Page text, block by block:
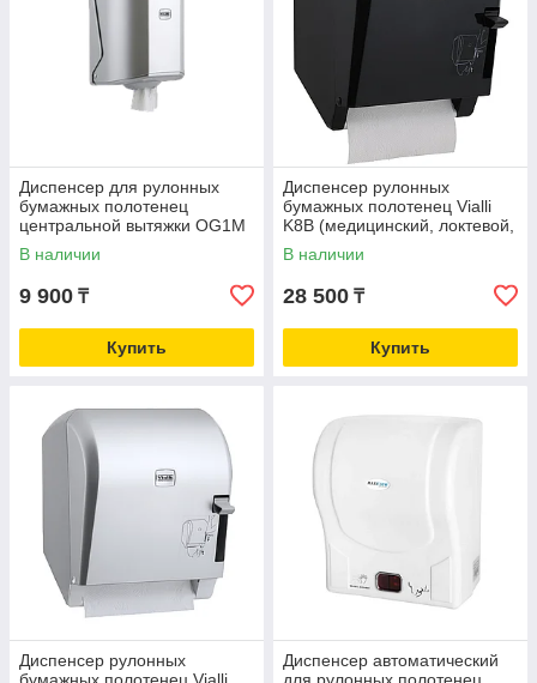
Диспенсер для рулонных
бумажных полотенец
центральной вытяжки OG1M
Vialli, "хром"
В наличии
9 900 ₸
Купить
Диспенсер рулонных
бумажных полотенец Vialli
K8В (медицинский, локтевой,
чёрного цвета)
В наличии
28 500 ₸
Купить
Диспенсер рулонных
Диспенсер автоматический